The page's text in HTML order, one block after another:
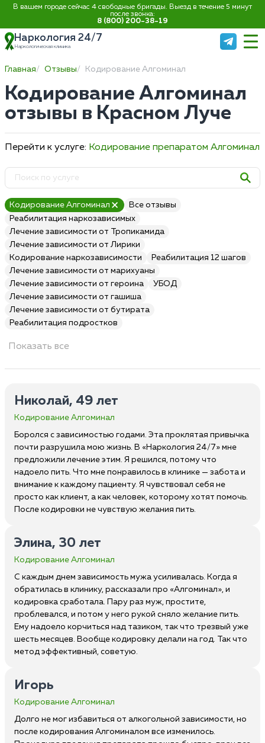
В вашем городе сейчас 4 свободные бригады. Выезд в течение 5 минут
после звонка:
8 (800) 200-38-19
Наркология 24/7
Наркологическая клиника
Главная Отзывы Кодирование Алгоминал
Кодирование Алгоминал
отзывы в Красном Луче
Перейти к услуге: Кодирование препаратом Алгоминал
Кодирование Алгоминал
Все отзывы
Реабилитация наркозависимых
Лечение зависимости от Тропикамида
Лечение зависимости от Лирики
Кодирование наркозависимости
Реабилитация 12 шагов
Лечение зависимости от марихуаны
Лечение зависимости от героина
УБОД
Лечение зависимости от гашиша
Лечение зависимости от бутирата
Реабилитация подростков
Показать все
Николай, 49 лет
Кодирование Алгоминал
Боролся с зависимостью годами. Эта проклятая привычка
почти разрушила мою жизнь. В «Наркология 24/7» мне
предложили лечение этим. Я решился, потому что
надоело пить. Что мне понравилось в клинике — забота и
внимание к каждому пациенту. Я чувствовал себя не
просто как клиент, а как человек, которому хотят помочь.
После кодировки не чувствую желания пить.
Элина, 30 лет
Кодирование Алгоминал
С каждым днем зависимость мужа усиливалась. Когда я
обратилась в клинику, рассказали про «Алгоминал», и
кодировка сработала. Пару раз муж, простите,
проблевался, и потом у него рукой сняло желание пить.
Ему надоело корчиться над тазиком, так что трезвый уже
шесть месяцев. Вообще кодировку делали на год. Так что
метод эффективный, советую.
Игорь
Кодирование Алгоминал
Долго не мог избавиться от алкогольной зависимости, но
после кодирования Алгоминалом все изменилось.